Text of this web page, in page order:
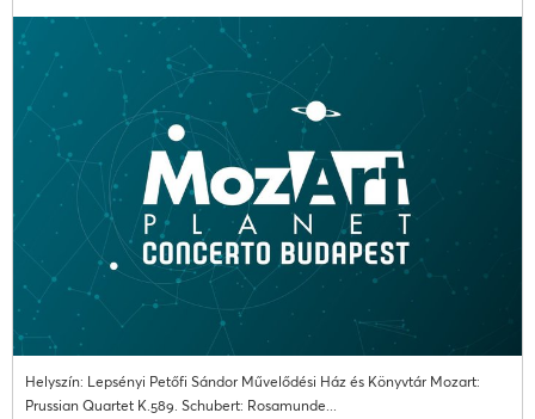
Helyszín: Lepsényi Petőfi Sándor Művelődési Ház és Könyvtár Mozart:
Prussian Quartet K.589. Schubert: Rosamunde...